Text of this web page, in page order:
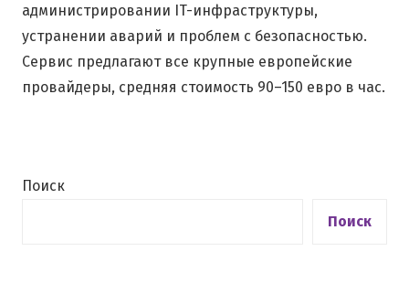
администрировании IT-инфраструктуры,
устранении аварий и проблем с безопасностью.
Сервис предлагают все крупные европейские
провайдеры, средняя стоимость 90–150 евро в час.
Поиск
Поиск